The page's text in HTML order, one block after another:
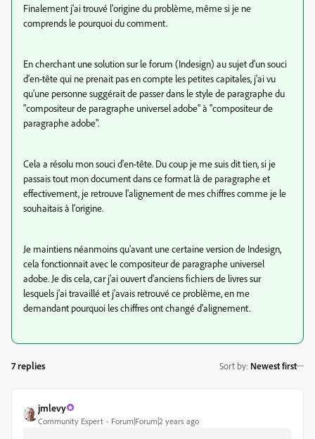
Finalement j'ai trouvé l'origine du problème, même si je ne
comprends le pourquoi du comment.
En cherchant une solution sur le forum (Indesign) au sujet d'un souci
d'en-tête qui ne prenait pas en compte les petites capitales, j'ai vu
qu'une personne suggérait de passer dans le style de paragraphe du
"compositeur de paragraphe universel adobe" à "compositeur de
paragraphe adobe".
Cela a résolu mon souci d'en-tête. Du coup je me suis dit tien, si je
passais tout mon document dans ce format là de paragraphe et
effectivement, je retrouve l'alignement de mes chiffres comme je le
souhaitais à l'origine.
Je maintiens néanmoins qu'avant une certaine version de Indesign,
cela fonctionnait avec le compositeur de paragraphe universel
adobe. Je dis cela, car j'ai ouvert d'anciens fichiers de livres sur
lesquels j'ai travaillé et j'avais retrouvé ce problème, en me
demandant pourquoi les chiffres ont changé d'alignement.
7 replies Sort by: Newest first
jmlevy
Community Expert Forum|Forum|2 years ago